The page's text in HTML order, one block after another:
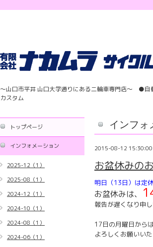
〜山口市平井 山口大学通りにある二輪車専門店〜 ●
カスタム
インフォ
2015-08-12 15:30:00
お盆休みの
明日（13日）は定
お盆休みは、
報告が遅くなり申
17日の月曜日から
よろしくお願いい
トップページ
インフォメーション
2025-12（1）
2025-08（1）
2024-12（1）
2024-10（1）
2024-08（1）
2024-06（1）